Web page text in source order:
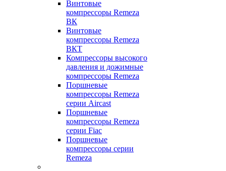
Винтовые
компрессоры Remeza
ВК
Винтовые
компрессоры Remeza
ВКТ
Компрессоры высокого
давления и дожимные
компрессоры Remeza
Поршневые
компрессоры Remeza
серии Aircast
Поршневые
компрессоры Remeza
серии Fiac
Поршневые
компрессоры серии
Remeza